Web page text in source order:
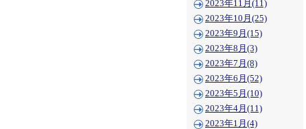
2023年11月(11)
2023年10月(25)
2023年9月(15)
2023年8月(3)
2023年7月(8)
2023年6月(52)
2023年5月(10)
2023年4月(11)
2023年1月(4)